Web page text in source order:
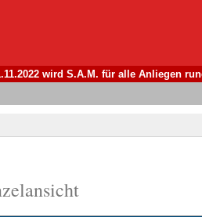
wird S.A.M. für alle Anliegen